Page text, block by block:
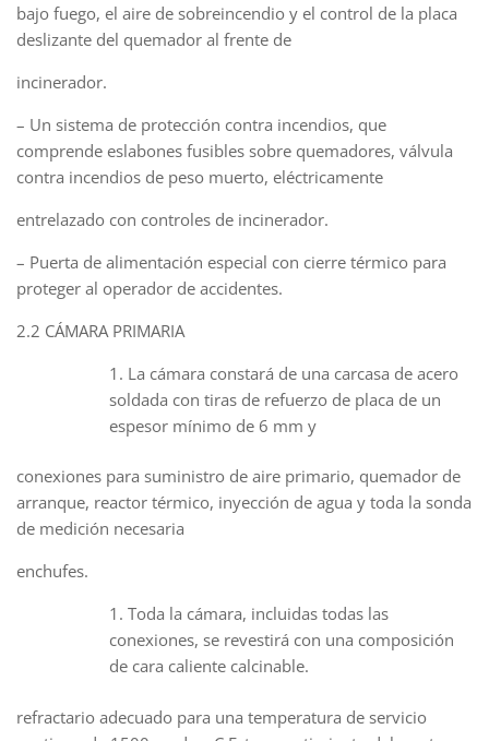
bajo fuego, el aire de sobreincendio y el control de la placa
deslizante del quemador al frente de
incinerador.
– Un sistema de protección contra incendios, que
comprende eslabones fusibles sobre quemadores, válvula
contra incendios de peso muerto, eléctricamente
entrelazado con controles de incinerador.
– Puerta de alimentación especial con cierre térmico para
proteger al operador de accidentes.
2.2 CÁMARA PRIMARIA
La cámara constará de una carcasa de acero
soldada con tiras de refuerzo de placa de un
espesor mínimo de 6 mm y
conexiones para suministro de aire primario, quemador de
arranque, reactor térmico, inyección de agua y toda la sonda
de medición necesaria
enchufes.
Toda la cámara, incluidas todas las
conexiones, se revestirá con una composición
de cara caliente calcinable.
refractario adecuado para una temperatura de servicio